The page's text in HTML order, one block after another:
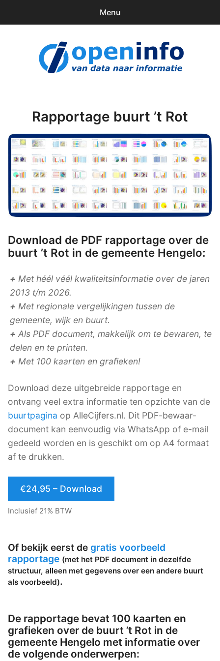
Menu
Downloads
Rapportage buurt ’t Rot
Download de PDF rapportage over de
buurt ’t Rot in de gemeente Hengelo:
+ Met héél véél kwaliteitsinformatie over de jaren
2013 t/m 2026.
+ Met regionale vergelijkingen tussen de
gemeente, wijk en buurt.
+ Als PDF document, makkelijk om te bewaren, te
delen en te printen.
+ Met 100 kaarten en grafieken!
Download deze uitgebreide rapportage en
ontvang veel extra informatie ten opzichte van de
buurtpagina op AlleCijfers.nl. Dit PDF-bewaar-
document kan eenvoudig via WhatsApp of e-mail
gedeeld worden en is geschikt om op A4 formaat
af te drukken.
€24,95 – Download
Inclusief 21% BTW
Of bekijk eerst de gratis voorbeeld
rapportage (met het PDF document in dezelfde
structuur, alleen met gegevens over een andere buurt
als voorbeeld).
De rapportage bevat 100 kaarten en
grafieken over de buurt ’t Rot in de
gemeente Hengelo met informatie over
de volgende onderwerpen: